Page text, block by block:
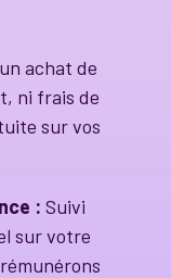
achat de
ni frais de
sur vos
: Suivi
sur votre